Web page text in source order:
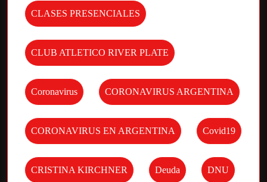
CLASES PRESENCIALES
CLUB ATLETICO RIVER PLATE
Coronavirus CORONAVIRUS ARGENTINA
CORONAVIRUS EN ARGENTINA Covid19
CRISTINA KIRCHNER Deuda DNU